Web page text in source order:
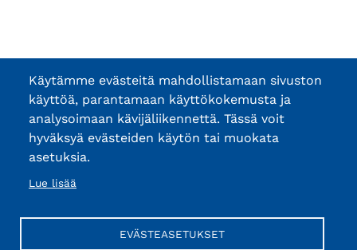
Käytämme evästeitä mahdollistamaan sivuston
käyttöä, parantamaan käyttökokemusta ja
analysoimaan kävijäliikennettä. Tässä voit
hyväksyä evästeiden käytön tai muokata
asetuksia.
Lue lisää
EVÄSTEASETUKSET